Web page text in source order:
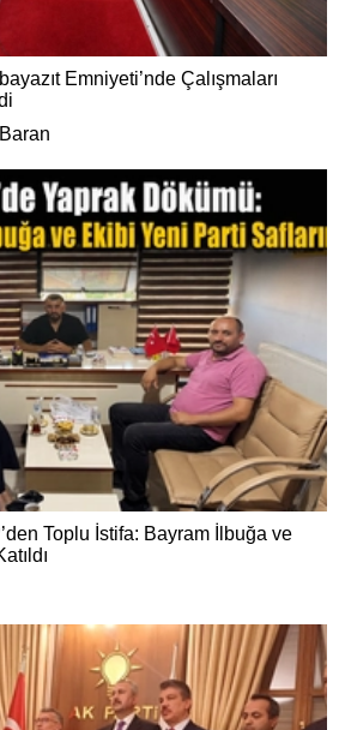
Emniyeti’nde Çalışmaları
Toplu İstifa: Bayram İlbuğa ve